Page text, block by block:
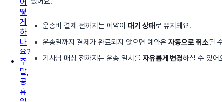
어
떻
게
하
나
요?
주
말,
공
휴
운송비 결제 전까지는 예약이 대기 상태로 유지돼요.
운송일까지 결제가 완료되지 않으면 예약은 자동으로 취소될
기사님 매칭 전까지는 운송 일시를 자유롭게 변경하실 수 있어